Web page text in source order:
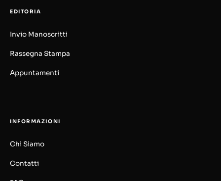
EDITORIA
Invio Manoscritti
Rassegna Stampa
Appuntamenti
INFORMAZIONI
Chi Siamo
Contatti